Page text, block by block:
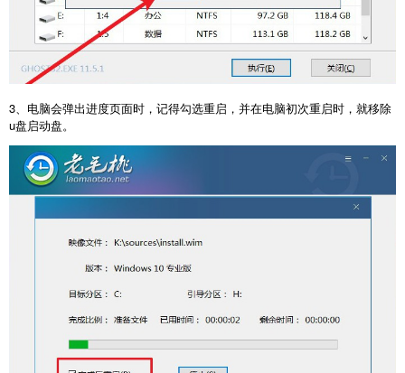
3、电脑会弹出进度页面时，记得勾选重启，并在电脑初次重启时，就移除
u盘启动盘。